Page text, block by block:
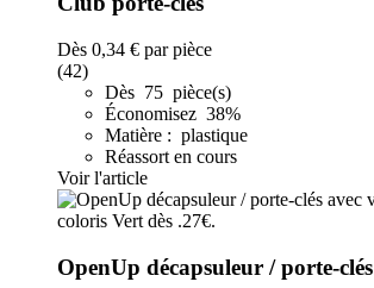
Dès 0,34 € par pièce
(42)
Dès 75 pièce(s)
Économisez 38%
Matière : plastique
Réassort en cours
Voir l'article
OpenUp décapsuleur / porte-clés